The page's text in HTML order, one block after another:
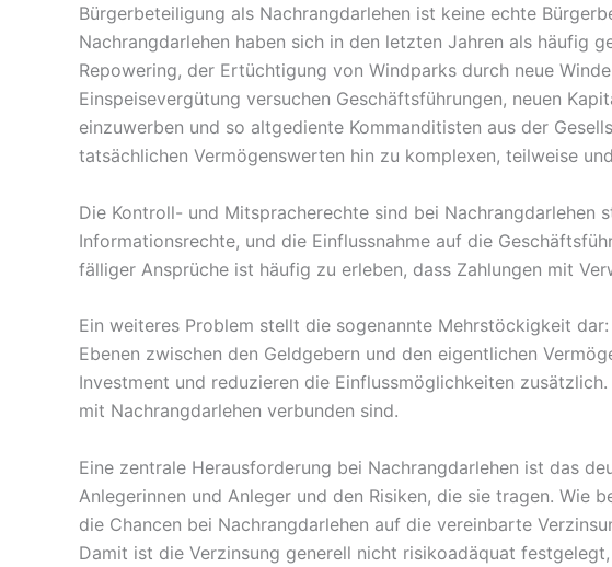
Bürgerbeteiligung als Nachrangdarlehen ist keine echte
Nachrangdarlehen haben sich in den letzten Jahren als häufig
Repowering, der Ertüchtigung von Windparks durch neue
Einspeisevergütung versuchen Geschäftsführungen, neuen
einzuwerben und so altgediente Kommanditisten aus der
tatsächlichen Vermögenswerten hin zu komplexen, teilweise
Die Kontroll- und Mitspracherechte sind bei
Informationsrechte, und die Einflussnahme auf die
fälliger Ansprüche ist häufig zu erleben, dass Zahlungen mit
Ein weiteres Problem stellt die sogenannte Mehrstöckigkeit
Ebenen zwischen den Geldgebern und den eigentlichen
Investment und reduzieren die Einflussmöglichkeiten
mit Nachrangdarlehen verbunden sind.
Eine zentrale Herausforderung bei Nachrangdarlehen ist das
Anlegerinnen und Anleger und den Risiken, die sie tragen. Wie
die Chancen bei Nachrangdarlehen auf die vereinbarte
Damit ist die Verzinsung generell nicht risikoadäquat